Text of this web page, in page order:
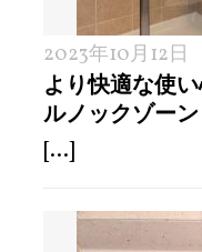
2023年10月12日
より快適な使
ルノックゾーン
[...]